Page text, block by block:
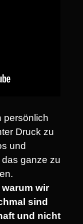
persönlich
Druck zu
und
ganze zu
wir
sind
und nicht